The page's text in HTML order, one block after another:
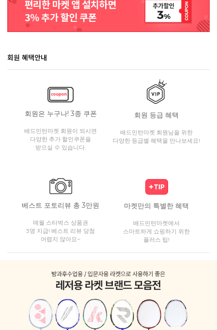
회원 혜택안내
회원은 누구나! 3종 쿠폰
배드민턴마켓 회원이 되시면
다양한 추가 할인쿠폰을
받으실 수 있습니다.
회원 등급 혜택
배드민턴마켓 회원님을 위한
다양한 등급별 혜택을 만나보세요!
베스트 포토리뷰 총 3만원
매월 스타벅스 상품권
3명 지급! 베스트 리뷰 당첨
어렵지 않아요~
마켓만의 특별한 혜택
배드민턴마켓에서
스마트하게 쇼핑하기 위한
플러스 팁!